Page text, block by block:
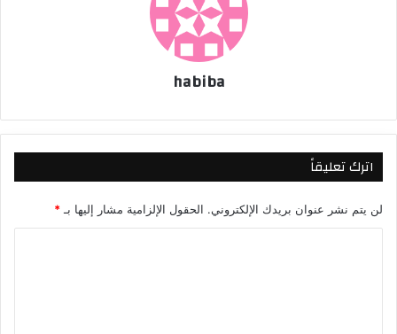
habiba
اترك تعليقاً
لن يتم نشر عنوان بريدك الإلكتروني. الحقول الإلزامية مشار إليها بـ *